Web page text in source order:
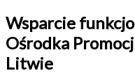
Wsparcie
Ośrodka
Litwie